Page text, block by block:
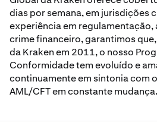
dias por semana, em jurisdições
experiência em regulamentação,
crime financeiro, garantimos
da Kraken em 2011, o nosso
Conformidade tem evoluído e
continuamente em sintonia com
AML/CFT em constante mudança.